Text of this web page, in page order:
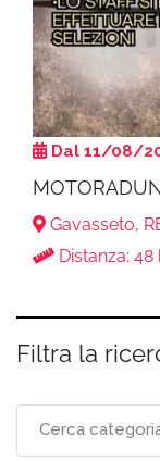
Dal 11/08/
Gavasseto,
Distanza: 48
Filtra la
Cerca